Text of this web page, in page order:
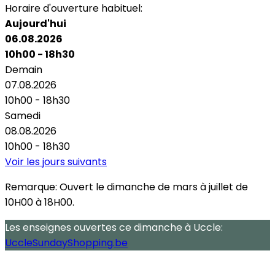
Horaire d'ouverture habituel:
Aujourd'hui
06.08.2026
10h00 - 18h30
Demain
07.08.2026
10h00 - 18h30
Samedi
08.08.2026
10h00 - 18h30
Voir les jours suivants
Remarque: Ouvert le dimanche de mars à juillet de
10H00 à 18H00.
Les enseignes ouvertes ce dimanche à Uccle:
UccleSundayShopping.be